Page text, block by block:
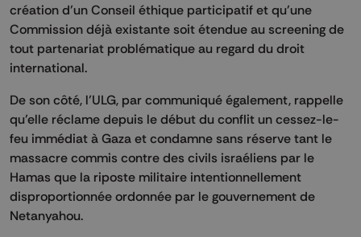
création d’un Conseil éthique participatif et qu'une
Commission déjà existante soit étendue au screening de
tout partenariat problématique au regard du droit
international.
De son côté, l’ULG, par communiqué également, rappelle
qu’elle réclame depuis le début du conflit un cessez-le-
feu immédiat à Gaza et condamne sans réserve tant le
massacre commis contre des civils israéliens par le
Hamas que la riposte militaire intentionnellement
disproportionnée ordonnée par le gouvernement de
Netanyahou.